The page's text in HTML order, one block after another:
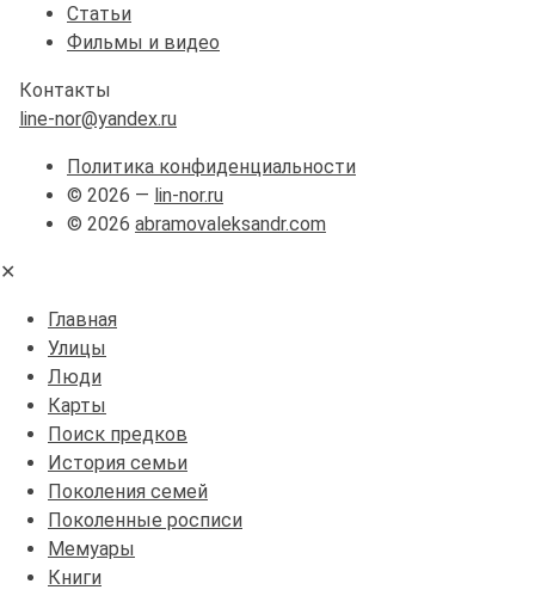
Статьи
Фильмы и видео
Контакты
line-nor@yandex.ru
Политика конфиденциальности
© 2026 — lin-nor.ru
© 2026 abramovaleksandr.com
✕
Главная
Улицы
Люди
Карты
Поиск предков
История семьи
Поколения семей
Поколенные росписи
Мемуары
Книги